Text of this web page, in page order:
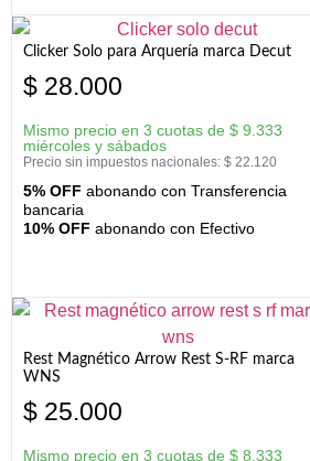
Clicker Solo para Arquería marca Decut
$ 28.000
Mismo precio en 3 cuotas de $ 9.333
miércoles y sábados
Precio sin impuestos nacionales: $ 22.120
5% OFF abonando con Transferencia
bancaria
10% OFF abonando con Efectivo
Rest Magnético Arrow Rest S-RF marca
WNS
$ 25.000
Mismo precio en 3 cuotas de $ 8.333